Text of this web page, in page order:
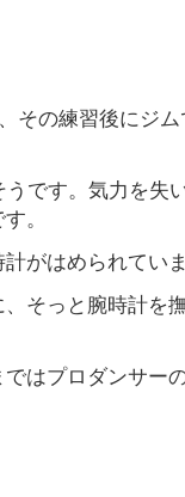
その練習後にジ
です。気力を失
。
がはめられていま
そっと腕時計を
はプロダンサー